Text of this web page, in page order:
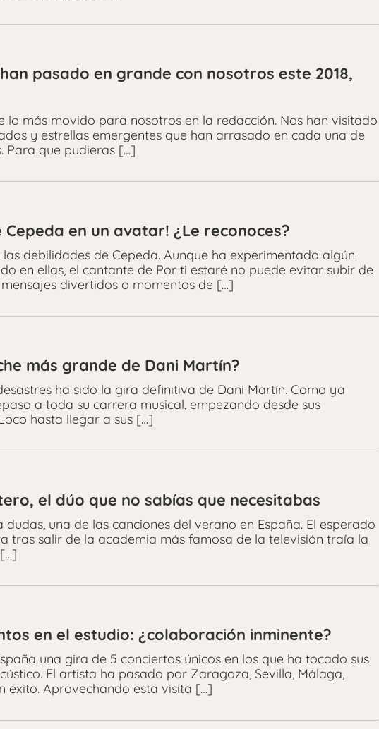
pasado en grande con nosotros este 2018,
lo más movido para nosotros en la redacción. Nos han visitado
y estrellas emergentes que han arrasado en cada una de
Para que pudieras […]
en un avatar! ¿Le reconoces?
debilidades de Cepeda. Aunque ha experimentado algún
en ellas, el cantante de Por ti estaré no puede evitar subir de
divertidos o momentos de […]
más grande de Dani Martín?
ha sido la gira definitiva de Dani Martín. Como ya
a toda su carrera musical, empezando desde sus
hasta llegar a sus […]
el dúo que no sabías que necesitabas
una de las canciones del verano en España. El esperado
tras salir de la academia más famosa de la televisión traía la
en el estudio: ¿colaboración inminente?
una gira de 5 conciertos únicos en los que ha tocado sus
El artista ha pasado por Zaragoza, Sevilla, Málaga,
éxito. Aprovechando esta visita […]